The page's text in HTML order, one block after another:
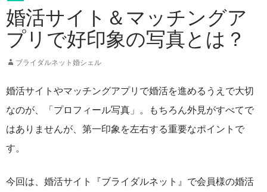
婚活サイト＆マッチングア
プリで好印象の写真とは？
ブライダルネット婚シェル
婚活サイトやマッチングアプリで婚活を進めるうえで大切
なのが、「プロフィール写真」。もちろん外見がすべてで
はありませんが、第一印象を左右する重要なポイントで
す。
今回は、婚活サイト『ブライダルネット』で会員様の婚活